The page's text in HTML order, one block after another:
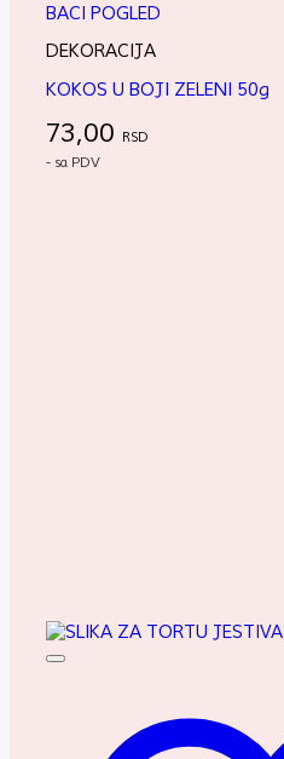
BACI POGLED
DEKORACIJA
KOKOS U BOJI ZELENI 50g
73,00 RSD
- sa PDV